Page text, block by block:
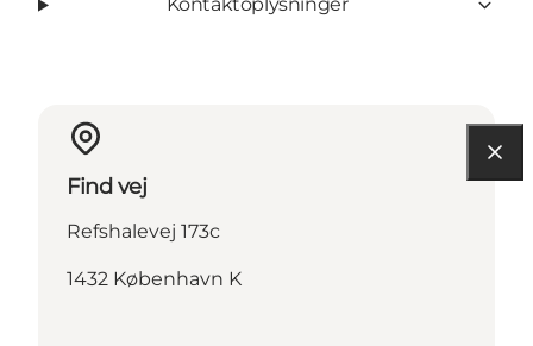
Kontaktoplysninger
Find vej
Refshalevej 173c
1432 København K